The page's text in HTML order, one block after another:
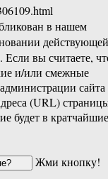
в нашем
действующей
. Если вы считаете,
и/или смежные
сайта
(URL)
будет в кратчайшие
Жми кнопку!